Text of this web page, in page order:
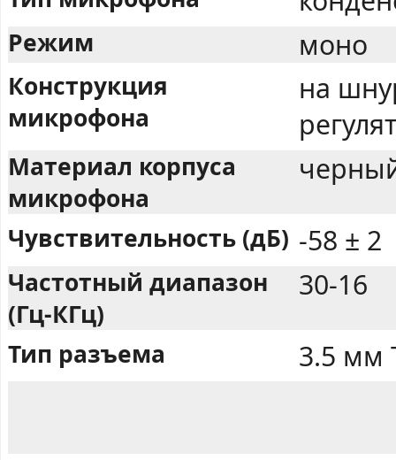
Режим моно
Конструкция
микрофона
на
Материал корпуса
микрофона
Чувствительность (дБ) -58 ± 2
Частотный диапазон
(Гц-КГц)
30-16
Тип разъема 3.5 мм